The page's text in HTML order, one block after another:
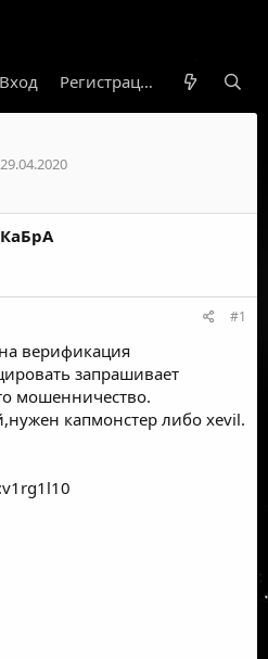
Гарант Новости
Вход Регистрация
Д
н
а
29.04.2020
#1
верификация
запрашивает
мошенничество.
капмонстер либо xevil.
:v1rg1l10